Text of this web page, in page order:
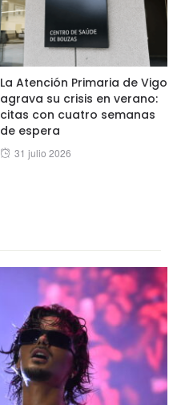
La Atención Primaria de Vigo
agrava su crisis en verano:
citas con cuatro semanas
de espera
Posted
31 julio 2026